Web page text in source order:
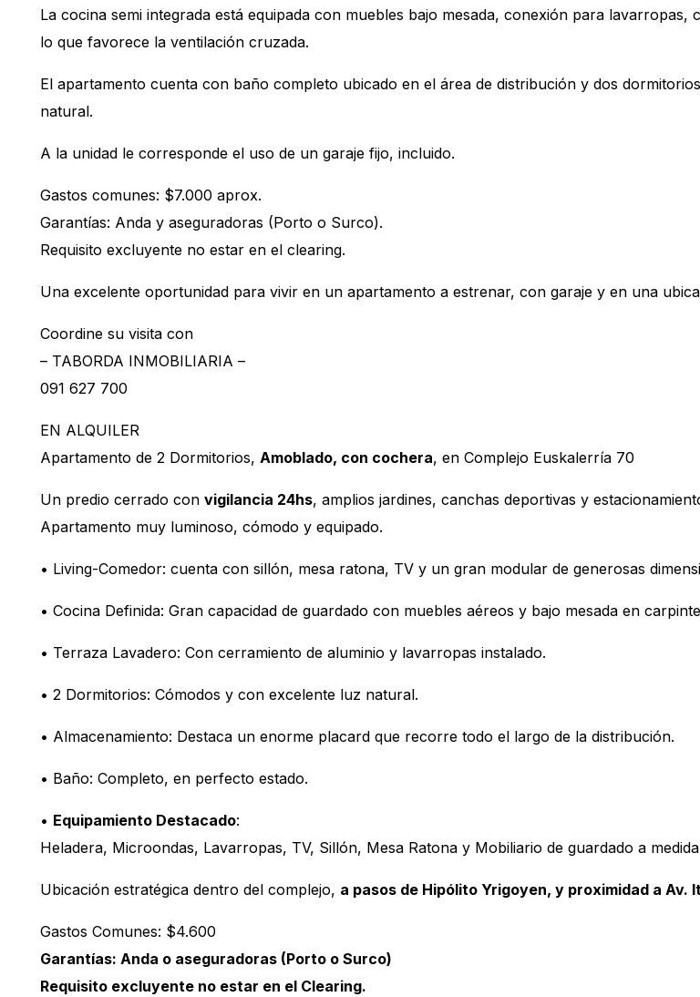
La cocina semi integrada está equipada con muebles bajo mesada, conexión para
lo que favorece la ventilación cruzada.
El apartamento cuenta con baño completo ubicado en el área de distribución y dos
natural.
A la unidad le corresponde el uso de un garaje fijo, incluido.
Gastos comunes: $7.000 aprox.
Garantías: Anda y aseguradoras (Porto o Surco).
Requisito excluyente no estar en el clearing.
Una excelente oportunidad para vivir en un apartamento a estrenar, con garaje y en una
Coordine su visita con
– TABORDA INMOBILIARIA –
091 627 700
EN ALQUILER
Apartamento de 2 Dormitorios, Amoblado, con cochera, en Complejo Euskalerría 70
Un predio cerrado con vigilancia 24hs, amplios jardines, canchas deportivas y
Apartamento muy luminoso, cómodo y equipado.
• Living-Comedor: cuenta con sillón, mesa ratona, TV y un gran modular de generosas
• Cocina Definida: Gran capacidad de guardado con muebles aéreos y bajo mesada en
• Terraza Lavadero: Con cerramiento de aluminio y lavarropas instalado.
• 2 Dormitorios: Cómodos y con excelente luz natural.
• Almacenamiento: Destaca un enorme placard que recorre todo el largo de la distribución.
• Baño: Completo, en perfecto estado.
• Equipamiento Destacado:
Heladera, Microondas, Lavarropas, TV, Sillón, Mesa Ratona y Mobiliario de guardado a
Ubicación estratégica dentro del complejo, a pasos de Hipólito Yrigoyen, y proximidad a Av.
Gastos Comunes: $4.600
Garantías: Anda o aseguradoras (Porto o Surco)
Requisito excluyente no estar en el Clearing.